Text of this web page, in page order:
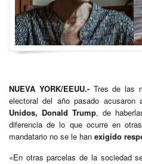
NUEVA YORK/EEUU.-Tres de las
electoral del año pasado acusaron
Unidos, Donald Trump, de
diferencia de lo que ocurre en
mandatario no se le han exigido
«En otras parcelas de la sociedad